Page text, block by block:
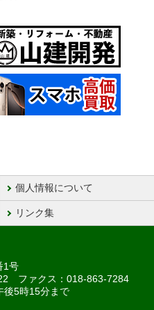
個人情報について
リンク集
1号
ファクス：018-863-7284
後5時15分まで